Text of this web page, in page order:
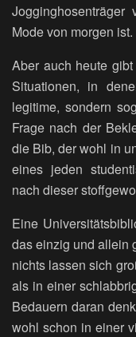
Mode von morgen ist.
Aber auch heute
Situationen, in
legitime, sondern
Frage nach der
die Bib, der wohl in
eines jeden
nach dieser
Eine
das einzig und allein
nichts lassen sich
als in einer
Bedauern daran
wohl schon in einer